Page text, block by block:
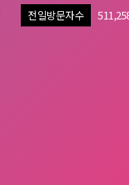
전일방문자수